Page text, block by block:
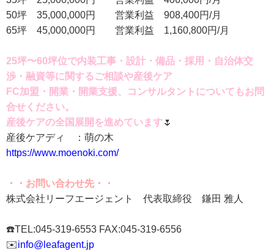
50坪 35,000,000円 営業利益 908,400円/月
65坪 45,000,000円 営業利益 1,160,800円/月
25坪〜60坪位で内装工事・設計・備品・採用・自治体交
渉・融資等に関するご相談や産後ケア
FC加盟・開業・開業支援、コンサルタントについてもお問
合せください。
産後ケアの全国展開を進めています🌷
産後ケアディ ：萌の木
https://www.moenoki.com/
・・お問い合わせ先・・
株式会社リーフエージェント 代表取締役 鎌田 雅人
☎️TEL:045-319-6553 FAX:045-319-6556
✉️info@leafagent.jp